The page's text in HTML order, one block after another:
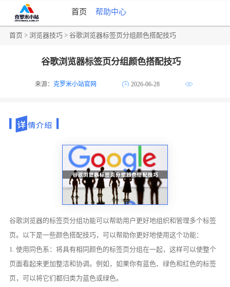
首页 帮助中心
首页 >浏览器技巧 > 谷歌浏览器标签页分组颜色搭配技巧
谷歌浏览器标签页分组颜色搭配技巧
来源：克罗米小站官网 2026-06-28
谷歌浏览器的标签页分组功能可以帮助用户更好地组织和管理多个标签
页。以下是一些颜色搭配技巧，可以帮助你更好地使用这个功能：
1. 使用同色系：将具有相同颜色的标签页分组在一起，这样可以使整个
页面看起来更加整洁和协调。例如，如果你有蓝色、绿色和红色的标签
页，可以将它们都归类为蓝色或绿色。